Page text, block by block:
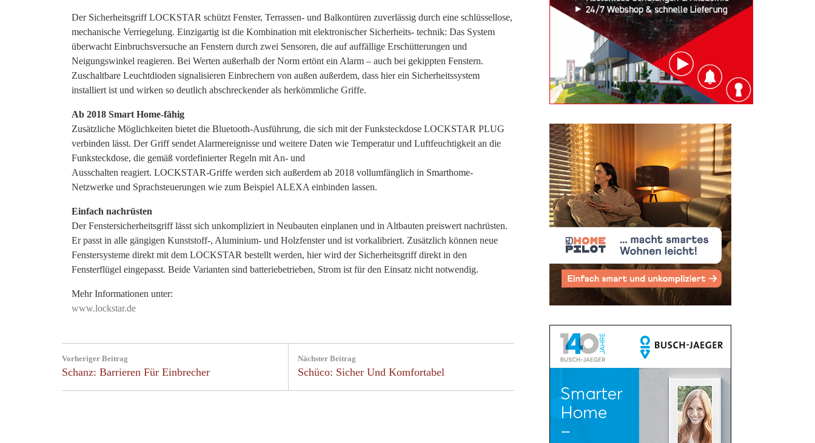
Suchen
Der Sicherheitsgriff LOCKSTAR schützt Fenster, Terrassen- und Balkontüren zuverlässig durch eine schlüssellose,
mechanische Verriegelung. Einzigartig ist die Kombination mit elektronischer Sicherheits- technik: Das System
überwacht Einbruchsversuche an Fenstern durch zwei Sensoren, die auf auffällige Erschütterungen und
Neigungswinkel reagieren. Bei Werten außerhalb der Norm ertönt ein Alarm – auch bei gekippten Fenstern.
Zuschaltbare Leuchtdioden signalisieren Einbrechern von außen außerdem, dass hier ein Sicherheitssystem
installiert ist und wirken so deutlich abschreckender als herkömmliche Griffe.
Ab 2018 Smart Home-fähig
Zusätzliche Möglichkeiten bietet die Bluetooth-Ausführung, die sich mit der Funksteckdose LOCKSTAR PLUG
verbinden lässt. Der Griff sendet Alarmereignisse und weitere Daten wie Temperatur und Luftfeuchtigkeit an die
Funksteckdose, die gemäß vordefinierter Regeln mit An- und
Ausschalten reagiert. LOCKSTAR-Griffe werden sich außerdem ab 2018 vollumfänglich in Smarthome-
Netzwerke und Sprachsteuerungen wie zum Beispiel ALEXA einbinden lassen.
Einfach nachrüsten
Der Fenstersicherheitsgriff lässt sich unkompliziert in Neubauten einplanen und in Altbauten preiswert nachrüsten.
Er passt in alle gängigen Kunststoff-, Aluminium- und Holzfenster und ist vorkalibriert. Zusätzlich können neue
Fenstersysteme direkt mit dem LOCKSTAR bestellt werden, hier wird der Sicherheitsgriff direkt in den
Fensterflügel eingepasst. Beide Varianten sind batteriebetrieben, Strom ist für den Einsatz nicht notwendig.
Mehr Informationen unter:
www.lockstar.de
Vorheriger Beitrag
Previous
Post:
Schanz: Barrieren Für Einbrecher
Nächster Beitrag
Next
Post:
Schüco: Sicher Und Komfortabel